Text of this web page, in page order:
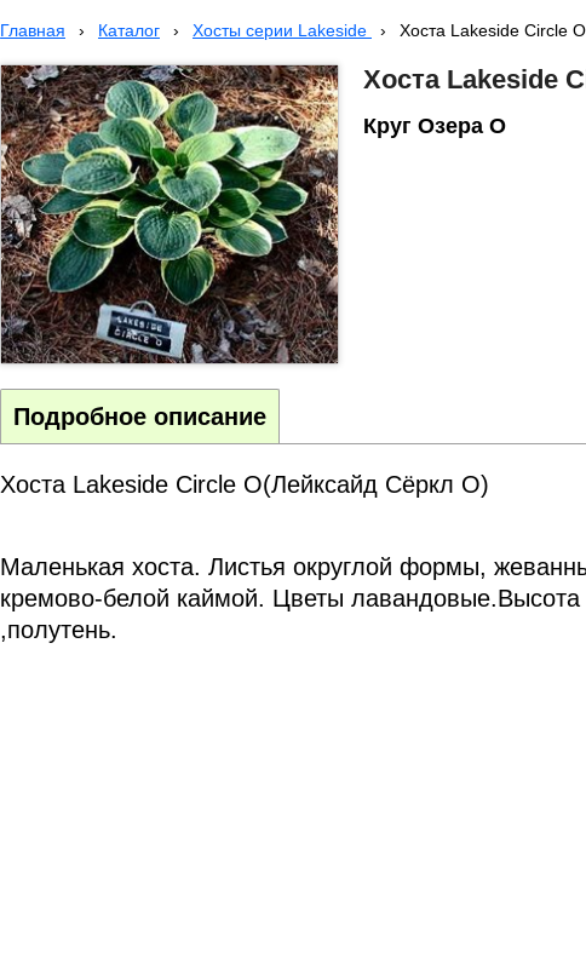
Главная › Каталог › Хосты серии Lakeside › Хоста Lakeside Circle O
Хоста Lakeside
Круг Озера О
Подробное описание
Хоста Lakeside Circle O(Лейксайд Сёркл О)
Маленькая хоста. Листья округлой формы,
кремово-белой каймой. Цветы
,полутень.